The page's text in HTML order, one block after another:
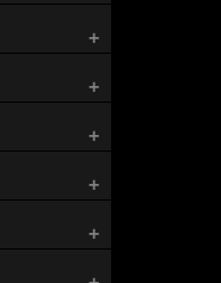
+
+
+
+
+